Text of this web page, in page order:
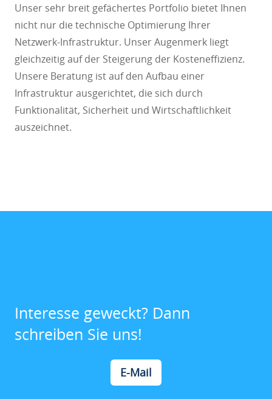
Unser sehr breit gefächertes Portfolio bietet Ihnen
nicht nur die technische Optimierung Ihrer
Netzwerk-Infrastruktur. Unser Augenmerk liegt
gleichzeitig auf der Steigerung der Kosteneffizienz.
Unsere Beratung ist auf den Aufbau einer
Infrastruktur ausgerichtet, die sich durch
Funktionalität, Sicherheit und Wirtschaftlichkeit
auszeichnet.
Interesse geweckt? Dann
schreiben Sie uns!
E-Mail